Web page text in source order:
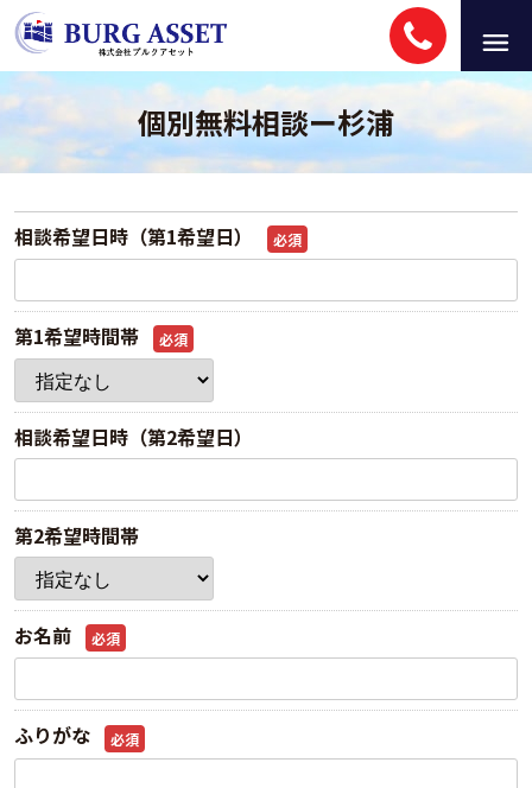
個別無料相談ー杉浦
相談希望日時（第1希望日） 必須
第1希望時間帯 必須
相談希望日時（第2希望日）
第2希望時間帯
お名前 必須
ふりがな 必須